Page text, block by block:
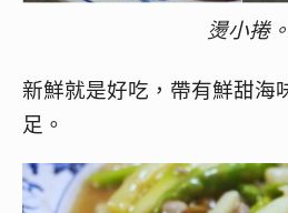
燙小捲。
新鮮就是好吃，帶有鮮甜海
足。